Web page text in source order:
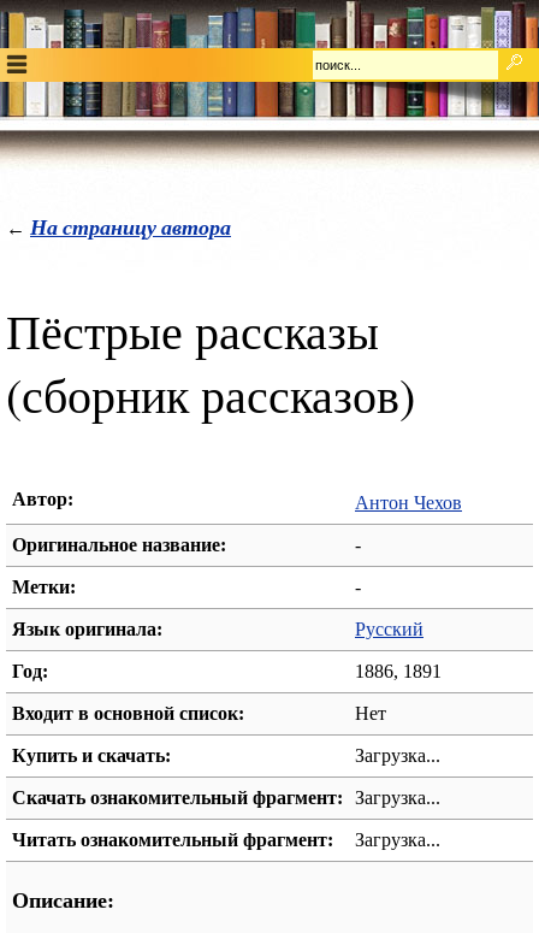
← На страницу автора
Пёстрые рассказы
(сборник рассказов)
Автор: Антон Чехов
Оригинальное название: -
Метки: -
Язык оригинала: Русский
Год: 1886, 1891
Входит в основной список: Нет
Купить и скачать: Загрузка...
Скачать ознакомительный фрагмент: Загрузка...
Читать ознакомительный фрагмент: Загрузка...
Описание: